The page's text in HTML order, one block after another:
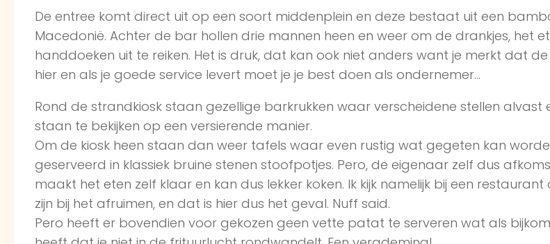
De entree komt direct uit op een soort middenplein en deze bestaat uit een
Macedonië. Achter de bar hollen drie mannen heen en weer om de drankjes, het
handdoeken uit te reiken. Het is druk, dat kan ook niet anders want je merkt dat
hier en als je goede service levert moet je je best doen als ondernemer…
Rond de strandkiosk staan gezellige barkrukken waar verscheidene stellen alvast
staan te bekijken op een versierende manier.
Om de kiosk heen staan dan weer tafels waar even rustig wat gegeten kan
geserveerd in klassiek bruine stenen stoofpotjes. Pero, de eigenaar zelf dus
maakt het eten zelf klaar en kan dus lekker koken. Ik kijk namelijk bij een
zijn bij het afruimen, en dat is hier dus het geval. Nuff said.
Pero heeft er bovendien voor gekozen geen vette patat te serveren wat als